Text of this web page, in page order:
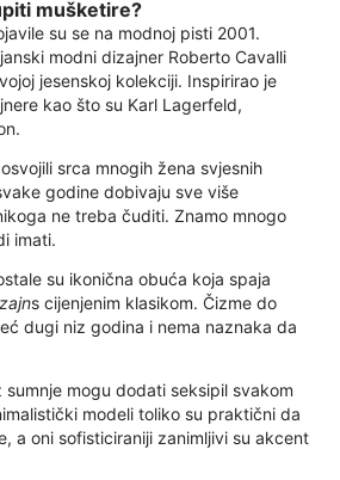
mušketire?
su se na modnoj pisti 2001.
modni dizajner Roberto Cavalli
jesenskoj kolekciji. Inspirirao je
kao što su Karl Lagerfeld,
srca mnogih žena svjesnih
godine dobivaju sve više
ne treba čuditi. Znamo mnogo
imati.
su ikonična obuća koja spaja
s cijenjenim klasikom. Čizme do
dugi niz godina i nema naznaka da
sumnje mogu dodati seksipil svakom
modeli toliko su praktični da
a oni sofisticiraniji zanimljivi su akcent